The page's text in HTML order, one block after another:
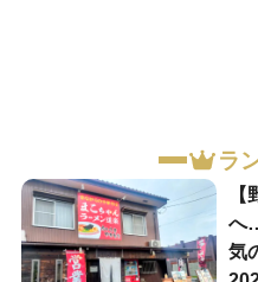
ラ
へ
気